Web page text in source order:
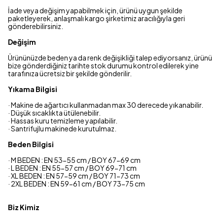
İade veya değişim yapabilmek için, ürünü uygun şekilde
paketleyerek, anlaşmalı kargo şirketimiz aracılığıyla geri
gönderebilirsiniz.
Değişim
Ürününüzde beden ya da renk değişikliği talep ediyorsanız, ürünü
bize gönderdiğiniz tarihte stok durumu kontrol edilerek yine
tarafınıza ücretsiz bir şekilde gönderilir.
Yıkama Bilgisi
· Makine de ağartıcı kullanmadan max 30 derecede yıkanabilir.
· Düşük sıcaklıkta ütülenebilir.
· Hassas kuru temizleme yapılabilir.
· Santrifujlu makinede kurutulmaz.
Beden Bilgisi
· M BEDEN : EN 53-55 cm / BOY 67-69 cm
· L BEDEN : EN 55-57 cm / BOY 69-71 cm
· XL BEDEN : EN 57-59 cm / BOY 71-73 cm
· 2XL BEDEN : EN 59-61 cm / BOY 73-75 cm
Biz Kimiz